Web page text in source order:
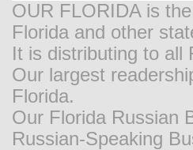
OUR FLORIDA is
Florida and other
It is distributing to all
Our largest
Florida.
Our Florida Russian
Russian-Speaking